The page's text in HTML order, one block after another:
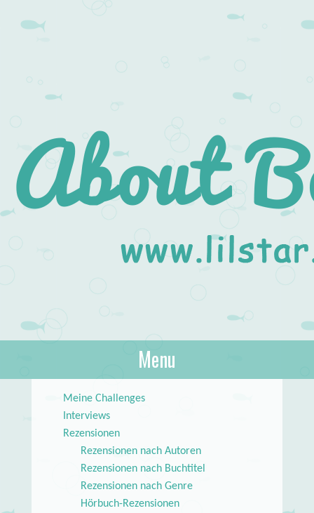
About Books
lilstar.de
Menu
Meine Challenges
Interviews
Rezensionen
Rezensionen nach Autoren
Rezensionen nach Buchtitel
Rezensionen nach Genre
Hörbuch-Rezensionen